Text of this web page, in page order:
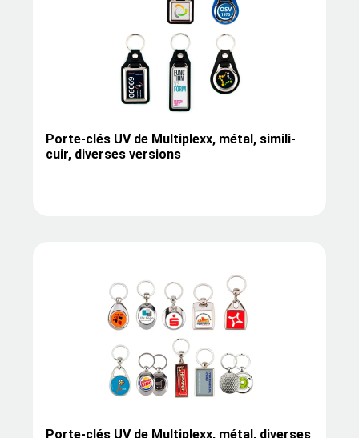
Porte-clés UV de Multiplexx, métal, simili-
cuir, diverses versions
Porte-clés UV de Multiplexx, métal, diverses